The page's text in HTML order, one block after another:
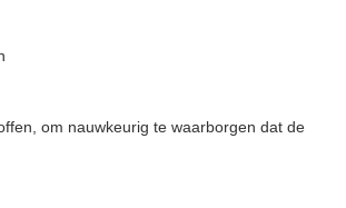
om nauwkeurig te waarborgen dat de